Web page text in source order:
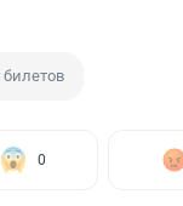
билетов
0